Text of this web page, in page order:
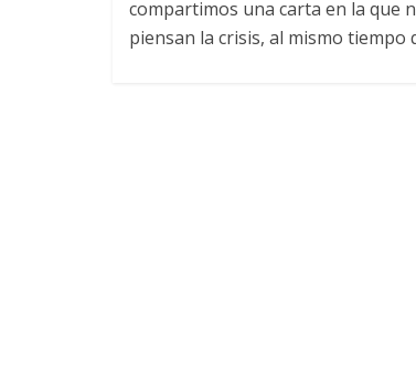
compartimos una carta en la que
piensan la crisis, al mismo tiempo